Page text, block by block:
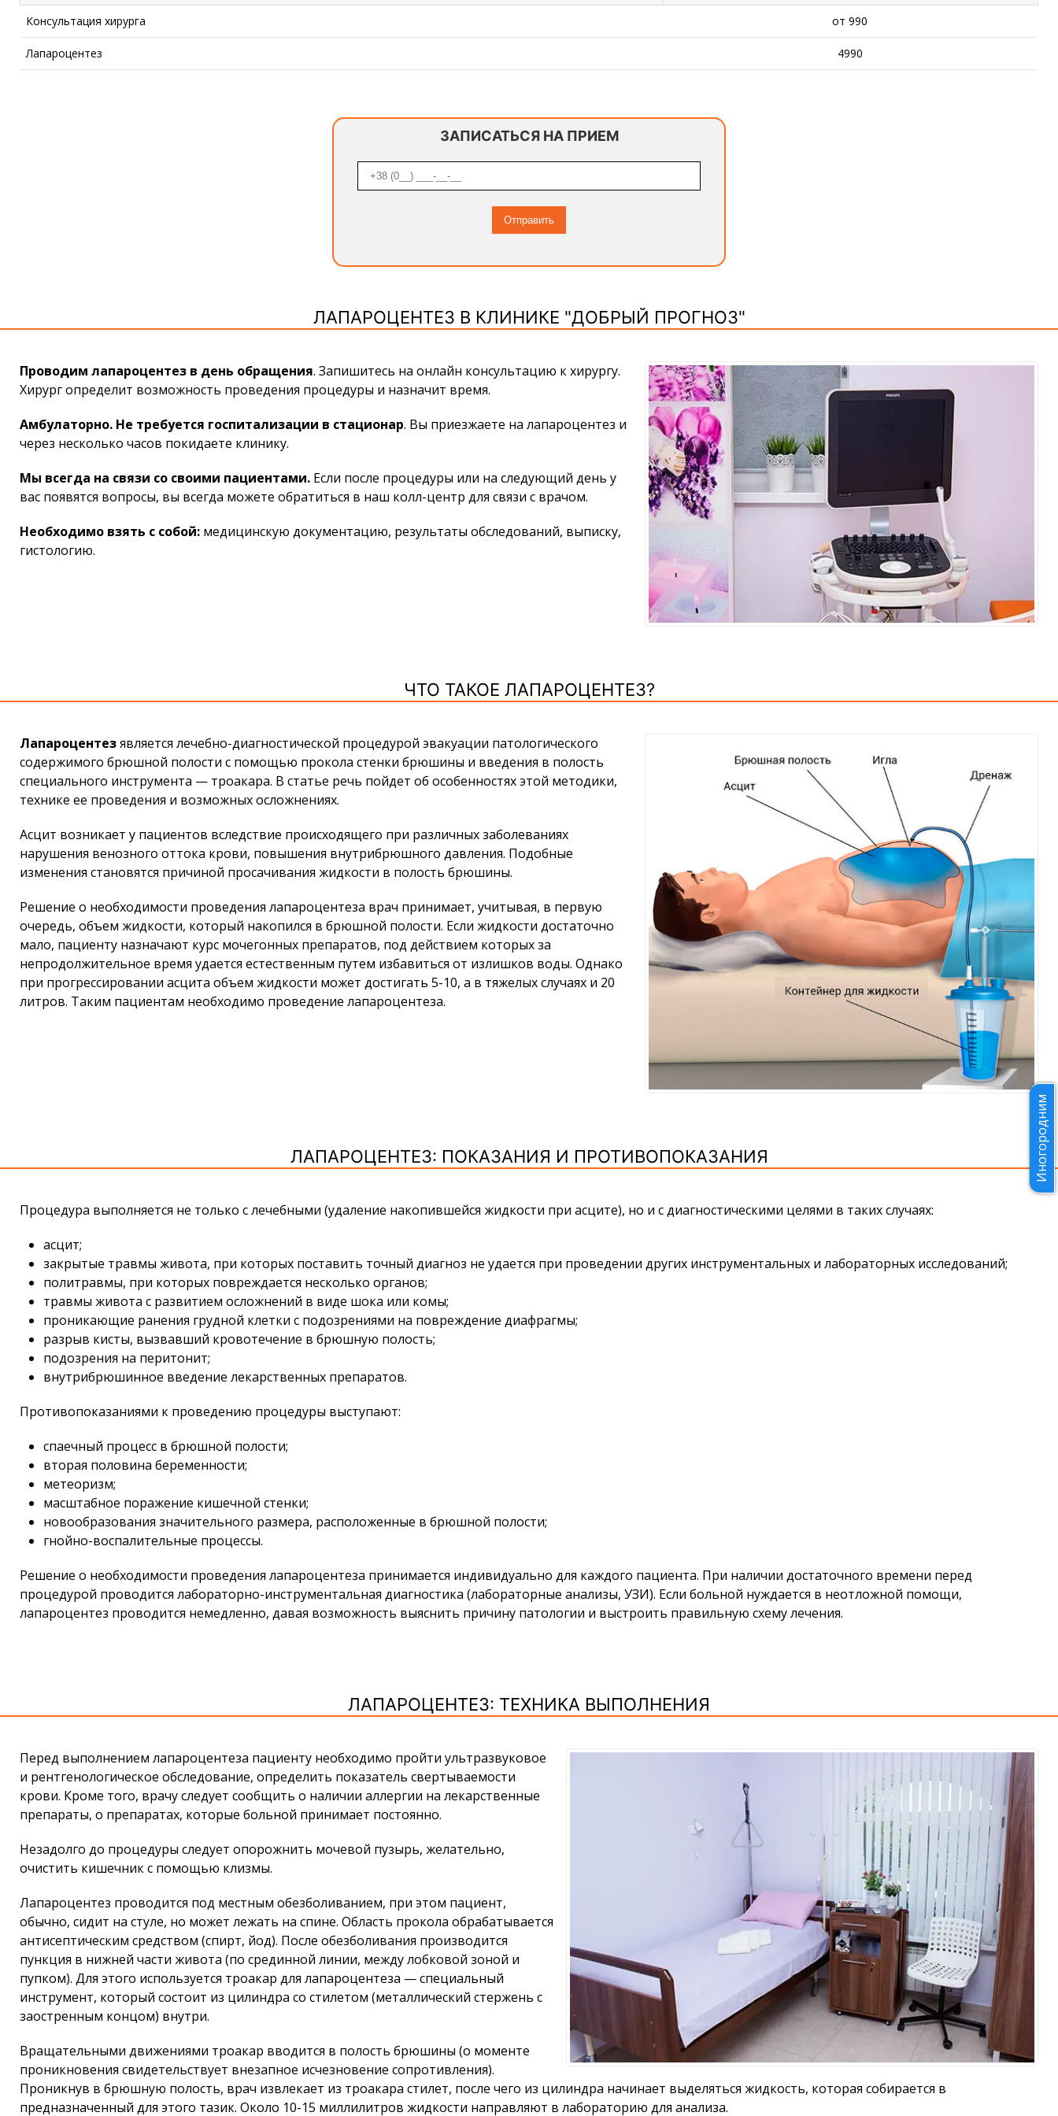
Консультация хирурга от 990
Лапароцентез 4990
ЗАПИСАТЬСЯ НА ПРИЕМ
ЛАПАРОЦЕНТЕЗ В КЛИНИКЕ "ДОБРЫЙ ПРОГНОЗ"
Проводим лапароцентез в день обращения. Запишитесь на онлайн консультацию к хирургу.
Хирург определит возможность проведения процедуры и назначит время.
Амбулаторно. Не требуется госпитализации в стационар. Вы приезжаете на лапароцентез и
через несколько часов покидаете клинику.
Мы всегда на связи со своими пациентами. Если после процедуры или на следующий день у
вас появятся вопросы, вы всегда можете обратиться в наш колл-центр для связи с врачом.
Необходимо взять с собой: медицинскую документацию, результаты обследований, выписку,
гистологию.
ЧТО ТАКОЕ ЛАПАРОЦЕНТЕЗ?
Лапароцентезявляется лечебно-диагностической процедурой эвакуации патологического
содержимого брюшной полости с помощью прокола стенки брюшины и введения в полость
специального инструмента — троакара. В статье речь пойдет об особенностях этой методики,
технике ее проведения и возможных осложнениях.
Асцит возникает у пациентов вследствие происходящего при различных заболеваниях
нарушения венозного оттока крови, повышения внутрибрюшного давления. Подобные
изменения становятся причиной просачивания жидкости в полость брюшины.
Решение о необходимости проведения лапароцентеза врач принимает, учитывая, в первую
очередь, объем жидкости, который накопился в брюшной полости. Если жидкости достаточно
мало, пациенту назначают курс мочегонных препаратов, под действием которых за
непродолжительное время удается естественным путем избавиться от излишков воды. Однако
при прогрессировании асцита объем жидкости может достигать 5-10, а в тяжелых случаях и 20
литров. Таким пациентам необходимо проведение лапароцентеза.
ЛАПАРОЦЕНТЕЗ: ПОКАЗАНИЯ И ПРОТИВОПОКАЗАНИЯ
Процедура выполняется не только с лечебными (удаление накопившейся жидкости при асците), но и с диагностическими целями в таких случаях:
асцит;
закрытые травмы живота, при которых поставить точный диагноз не удается при проведении других инструментальных и лабораторных исследований;
политравмы, при которых повреждается несколько органов;
травмы живота с развитием осложнений в виде шока или комы;
проникающие ранения грудной клетки с подозрениями на повреждение диафрагмы;
разрыв кисты, вызвавший кровотечение в брюшную полость;
подозрения на перитонит;
внутрибрюшинное введение лекарственных препаратов.
Противопоказаниями к проведению процедуры выступают:
спаечный процесс в брюшной полости;
вторая половина беременности;
метеоризм;
масштабное поражение кишечной стенки;
новообразования значительного размера, расположенные в брюшной полости;
гнойно-воспалительные процессы.
Решение о необходимости проведения лапароцентеза принимается индивидуально для каждого пациента. При наличии достаточного времени перед
процедурой проводится лабораторно-инструментальная диагностика (лабораторные анализы, УЗИ). Если больной нуждается в неотложной помощи,
лапароцентез проводится немедленно, давая возможность выяснить причину патологии и выстроить правильную схему лечения.
ЛАПАРОЦЕНТЕЗ: ТЕХНИКА ВЫПОЛНЕНИЯ
Перед выполнением лапароцентеза пациенту необходимо пройти ультразвуковое
и рентгенологическое обследование, определить показатель свертываемости
крови. Кроме того, врачу следует сообщить о наличии аллергии на лекарственные
препараты, о препаратах, которые больной принимает постоянно.
Незадолго до процедуры следует опорожнить мочевой пузырь, желательно,
очистить кишечник с помощью клизмы.
Лапароцентез проводится под местным обезболиванием, при этом пациент,
обычно, сидит на стуле, но может лежать на спине. Область прокола обрабатывается
антисептическим средством (спирт, йод). После обезболивания производится
пункция в нижней части живота (по срединной линии, между лобковой зоной и
пупком). Для этого используется троакар для лапароцентеза — специальный
инструмент, который состоит из цилиндра со стилетом (металлический стержень с
заостренным концом) внутри.
Вращательными движениями троакар вводится в полость брюшины (о моменте
проникновения свидетельствует внезапное исчезновение сопротивления).
Проникнув в брюшную полость, врач извлекает из троакара стилет, после чего из цилиндра начинает выделяться жидкость, которая собирается в
предназначенный для этого тазик. Около 10-15 миллилитров жидкости направляют в лабораторию для анализа.
Иногородним